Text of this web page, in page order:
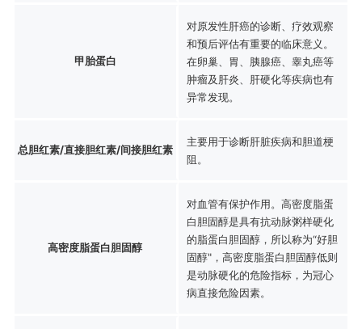
甲胎蛋白
对原发性肝癌的诊断、疗效观察
和预后评估有重要的临床意义。
在卵巢、胃、胰腺癌、睾丸癌等
肿瘤及肝炎、肝硬化等疾病也有
异常发现。
总胆红素/直接胆红素/间接胆红素
主要用于诊断肝脏疾病和胆道梗
阻。
高密度脂蛋白胆固醇
对血管有保护作用。高密度脂蛋
白胆固醇是具有抗动脉粥样硬化
的脂蛋白胆固醇，所以称为“好胆
固醇"，高密度脂蛋白胆固醇低则
是动脉硬化的危险指标，为冠心
病直接危险因素。